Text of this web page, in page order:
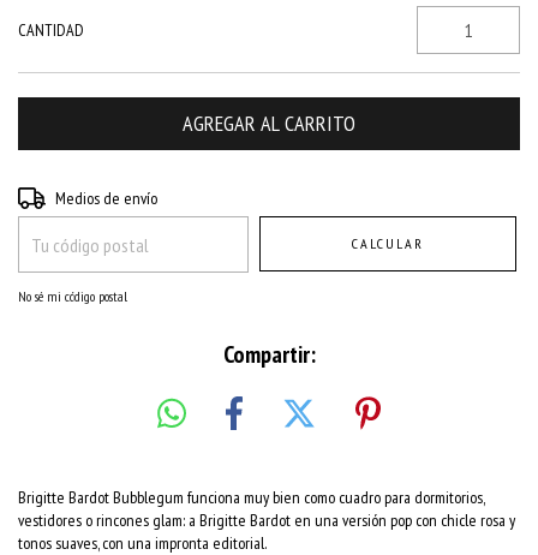
CANTIDAD
Entregas para el CP:
Medios de envío
CALCULAR
No sé mi código postal
Compartir:
Brigitte Bardot Bubblegum funciona muy bien como cuadro para dormitorios,
vestidores o rincones glam: a Brigitte Bardot en una versión pop con chicle rosa y
tonos suaves, con una impronta editorial.